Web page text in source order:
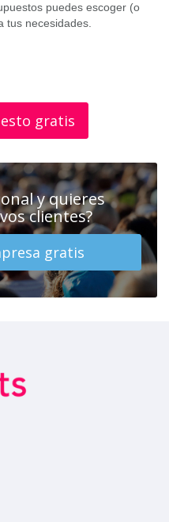
puedes escoger (o
tus necesidades.
gratis
y quieres
clientes?
gratis